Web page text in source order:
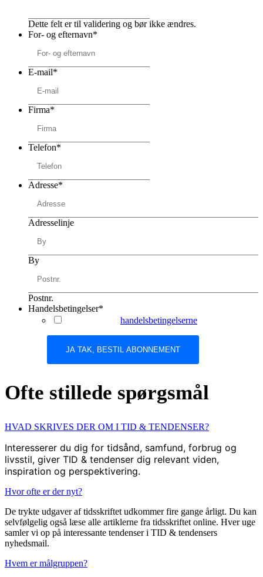
Dette felt er til validering og bør ikke ændres.
For- og efternavn*
E-mail*
Firma*
Telefon*
Adresse*
Adresselinje
By
Postnr.
Handelsbetingelser*
handelsbetingelserne
Ofte stillede spørgsmål
HVAD SKRIVES DER OM I TID & TENDENSER?
Interesserer du dig for tidsånd, samfund, forbrug og
livsstil, giver TID & tendenser dig relevant viden,
inspiration og perspektivering.
Hvor ofte er der nyt?
De trykte udgaver af tidsskriftet udkommer fire gange årligt. Du kan
selvfølgelig også læse alle artiklerne fra tidsskriftet online. Hver uge
samler vi op på interessante tendenser i TID & tendensers
nyhedsmail.
Hvem er målgruppen?